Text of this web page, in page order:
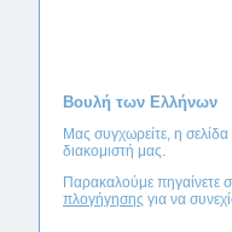
Βουλή των Ελλήνων
Μας συγχωρείτε, η
διακομιστή μας.
Παρακαλούμε πηγαίνετε
πλογήγησης για να